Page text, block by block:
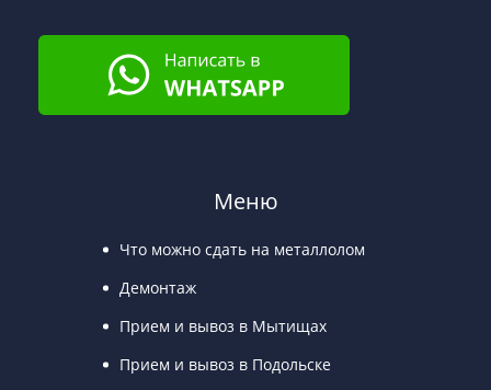
Меню
Что можно сдать на металлолом
Демонтаж
Прием и вывоз в Мытищах
Прием и вывоз в Подольске